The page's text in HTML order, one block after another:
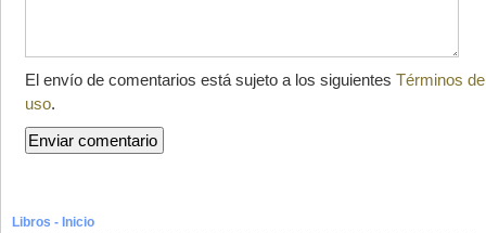
El envío de comentarios está sujeto a los siguientes Términos de
uso.
Libros - Inicio